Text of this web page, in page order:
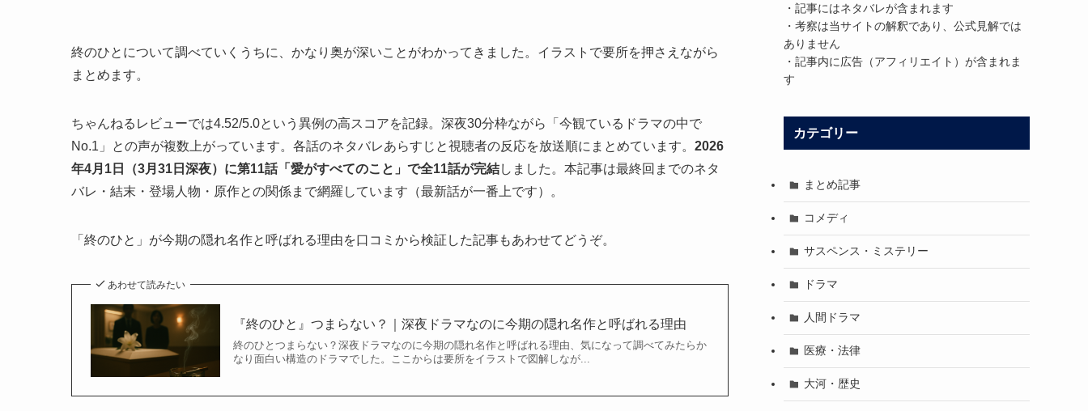
終のひとについて調べていくうちに、かなり奥が深いことがわかってきました。イラストで要所を押さえながら
まとめます。
ちゃんねるレビューでは4.52/5.0という異例の高スコアを記録。深夜30分枠ながら「今観ているドラマの中で
No.1」との声が複数上がっています。各話のネタバレあらすじと視聴者の反応を放送順にまとめています。 2026
年4月1日（3月31日深夜）に第11話「愛がすべてのこと」で全11話が完結しました。本記事は最終回までのネタ
バレ・結末・登場人物・原作との関係まで網羅しています（最新話が一番上です）。
「終のひと」が今期の隠れ名作と呼ばれる理由を口コミから検証した記事もあわせてどうぞ。
あわせて読みたい
『終のひと』つまらない？｜深夜ドラマなのに今期の隠れ名作と呼ばれる理由
終のひとつまらない？深夜ドラマなのに今期の隠れ名作と呼ばれる理由、気になって調べてみたらか
なり面白い構造のドラマでした。ここからは要所をイラストで図解しなが...
・記事にはネタバレが含まれます
・考察は当サイトの解釈であり、公式見解では
ありません
・記事内に広告（アフィリエイト）が含まれま
す
カテゴリー
まとめ記事
コメディ
サスペンス・ミステリー
ドラマ
人間ドラマ
医療・法律
大河・歴史